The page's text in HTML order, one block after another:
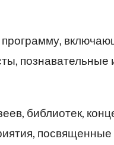
программу,
познавательные
библиотек,
посвященные